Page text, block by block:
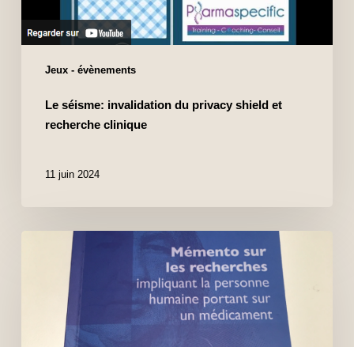
Jeux - évènements
Le séisme: invalidation du privacy shield et
recherche clinique
11 juin 2024